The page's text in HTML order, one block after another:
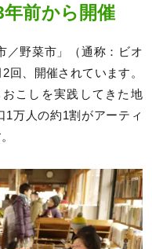
前から開催
／野菜市」（通称：ビオ
回、開催されています。
こしを実践してきた地
万人の約1割がアーティ